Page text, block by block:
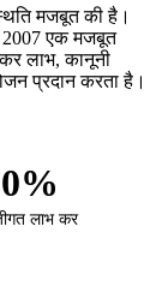
मजबूत की है।
2007 एक मजबूत
लाभ, कानूनी
प्रदान करता है।
0%
लाभ कर